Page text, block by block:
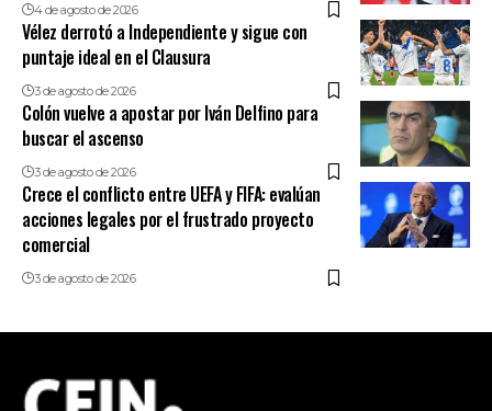
4 de agosto de 2026
Vélez derrotó a Independiente y sigue con
puntaje ideal en el Clausura
3 de agosto de 2026
Colón vuelve a apostar por Iván Delfino para
buscar el ascenso
3 de agosto de 2026
Crece el conflicto entre UEFA y FIFA: evalúan
acciones legales por el frustrado proyecto
comercial
3 de agosto de 2026